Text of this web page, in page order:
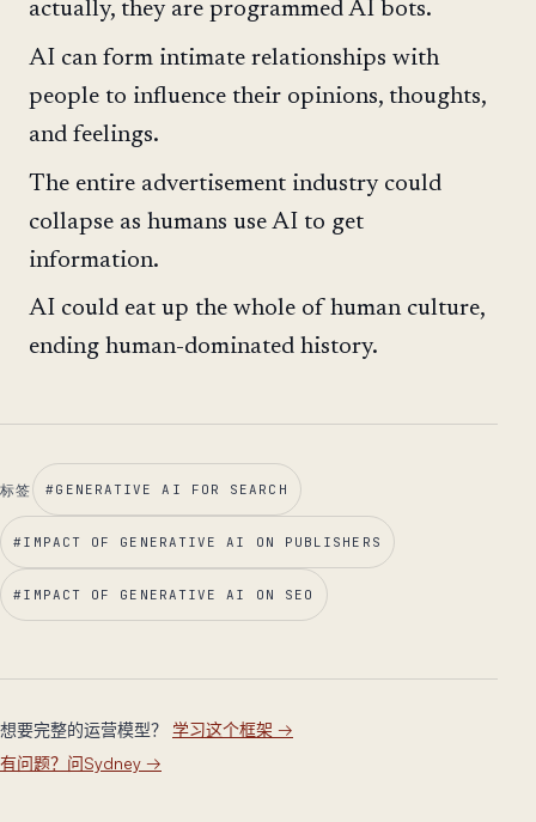
actually, they are programmed AI bots.
AI can form intimate relationships with
people to influence their opinions, thoughts,
and feelings.
The entire advertisement industry could
collapse as humans use AI to get
information.
AI could eat up the whole of human culture,
ending human-dominated history.
标签 #GENERATIVE AI FOR SEARCH
#IMPACT OF GENERATIVE AI ON PUBLISHERS
#IMPACT OF GENERATIVE AI ON SEO
想要完整的运营模型？ 学习这个框架 →
有问题？问Sydney →